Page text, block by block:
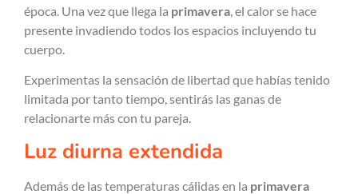
época. Una vez que llega la primavera , el calor se hace
presente invadiendo todos los espacios incluyendo tu
cuerpo.
Experimentas la sensación de libertad que habías tenido
limitada por tanto tiempo, sentirás las ganas de
relacionarte más con tu pareja.
Luz diurna extendida
Además de las temperaturas cálidas en la primavera